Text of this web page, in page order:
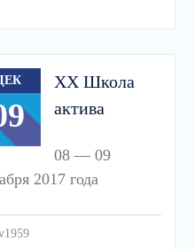
ХХ Школа
актива
08 — 09
2017 года